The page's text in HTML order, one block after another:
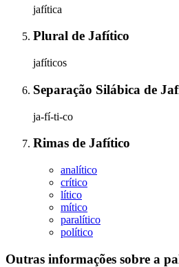
jafítica
Plural de Jafítico
jafíticos
Separação Silábica de
ja-fí-ti-co
Rimas de Jafítico
analítico
crítico
lítico
mítico
paralítico
político
Outras informações sobre a